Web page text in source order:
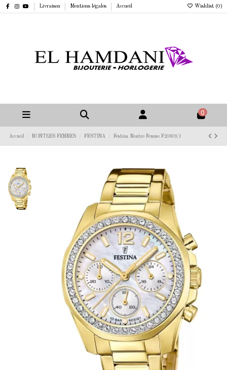
Livraison Mentions légales Accueil Wishlist (0 )
0
Accueil MONTRES FEMMES FESTINA Festina Montre Femme F20609/1